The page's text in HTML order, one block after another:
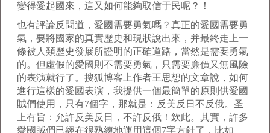
變得愛起國來，這又如何能夠取信于民呢？！
也有評論反問道，愛國需要勇氣嗎？真正的愛國需要勇
氣，要將國家的真實歷史和現狀說出來，并最終走上一
條被人類歷史發展所證明的正確道路，當然是需要勇氣
的。但虛假的愛國則不需要勇氣，只需要廉價又無風險
的表演就行了。搜狐博客上作者王思想的文章說，如何
進行這樣的愛國表演，我提供一個最簡單的原則供愛國
賊們使用，只有7個字，那就是：反美反日不反俄。圣
上有旨：允許反美反日，不許反俄！欽此。其實，許多
愛國賊們已經在很熟練地運用這個7字方針了，比如